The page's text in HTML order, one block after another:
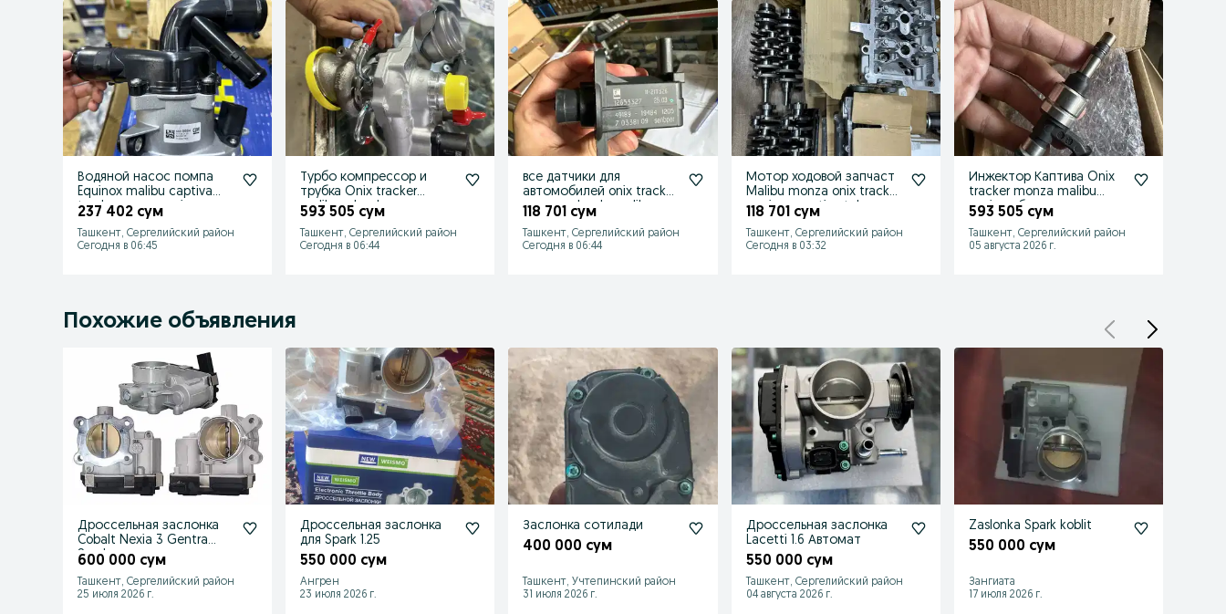
Водяной насос помпа
Equinox malibu captiva
tracker monza onix
237 402 сум
Ташкент, Сергелийский район
Сегодня в 06:45
Турбо компрессор и
трубка Onix tracker
malibu orlando monza
593 505 сум
Ташкент, Сергелийский район
Сегодня в 06:44
все датчики для
автомобилей onix tracker
monza orlando malibu
118 701 сум
Ташкент, Сергелийский район
Сегодня в 06:44
Мотор ходовой запчаст
Malibu monza onix tracker
equinox captiva tahoe
118 701 сум
Ташкент, Сергелийский район
Сегодня в 03:32
Инжектор Каптива Onix
tracker monza malibu
nexia кобальт эпика
593 505 сум
Ташкент, Сергелийский район
05 августа 2026 г.
Похожие объявления
Дроссельная заслонка
Cobalt Nexia 3 Gentra
Spark
600 000 сум
Ташкент, Сергелийский район
25 июля 2026 г.
Дроссельная заслонка
для Spark 1.25
550 000 сум
Ангрен
23 июля 2026 г.
Заслонка сотилади
400 000 сум
Ташкент, Учтепинский район
31 июля 2026 г.
Дроссельная заслонка
Lacetti 1.6 Автомат
550 000 сум
Ташкент, Сергелийский район
04 августа 2026 г.
Zaslonka Spark koblit
550 000 сум
Зангиата
17 июля 2026 г.